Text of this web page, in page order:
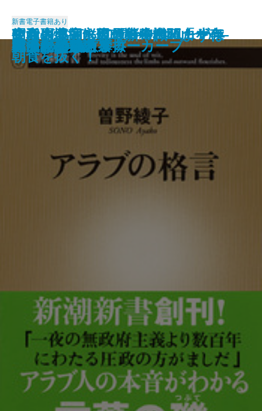
政党崩壊―永田町の失われた十年
―
知らざあ言って聞かせやしょう―
心に響く歌舞伎の名せりふ―
安楽死のできる国
昭和史発掘 幻の特務機関「ヤ
マ」
元気が出る患者学
天皇家の財布
空白の北朝鮮現代史―白頭山を売
った金日成―
山本周五郎のことば
死亡記事を読む
謎解き 少年少女世界の名作
新書電子書籍あり
アラブの格言
アメリカ病
時価会計不況
日中ビジネス摩擦
生活習慣病に克つ新常識 まずは
朝食を抜く！
真っ向勝負のスローカーブ
明治天皇を語る
漂流記の魅力
バカの壁
死ぬための教養